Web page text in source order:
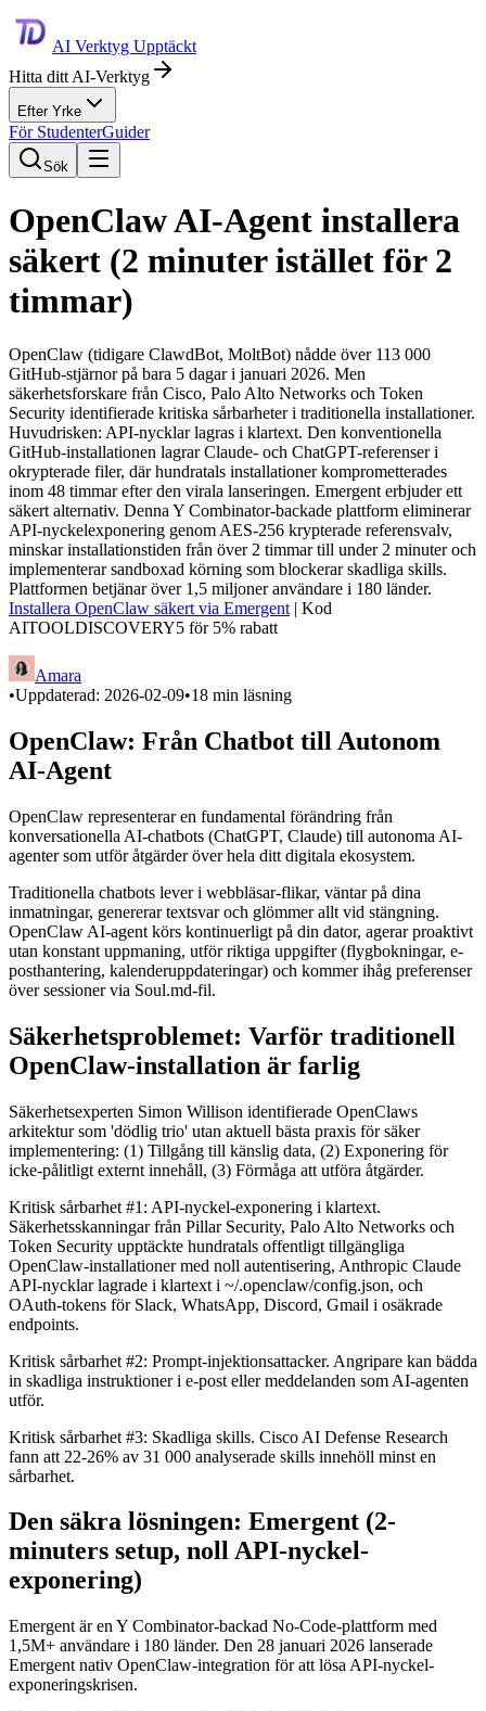
AI Verktyg Upptäckt
Hitta ditt AI-Verktyg
Efter Yrke
För StudenterGuider
Sök
OpenClaw AI-Agent installera
säkert (2 minuter istället för 2
timmar)
OpenClaw (tidigare ClawdBot, MoltBot) nådde över 113 000
GitHub-stjärnor på bara 5 dagar i januari 2026. Men
säkerhetsforskare från Cisco, Palo Alto Networks och Token
Security identifierade kritiska sårbarheter i traditionella installationer.
Huvudrisken: API-nycklar lagras i klartext. Den konventionella
GitHub-installationen lagrar Claude- och ChatGPT-referenser i
okrypterade filer, där hundratals installationer komprometterades
inom 48 timmar efter den virala lanseringen. Emergent erbjuder ett
säkert alternativ. Denna Y Combinator-backade plattform eliminerar
API-nyckelexponering genom AES-256 krypterade referensvalv,
minskar installationstiden från över 2 timmar till under 2 minuter och
implementerar sandboxad körning som blockerar skadliga skills.
Plattformen betjänar över 1,5 miljoner användare i 180 länder.
Installera OpenClaw säkert via Emergent | Kod
AITOOLDISCOVERY5 för 5% rabatt
Amara
•Uppdaterad: 2026-02-09•18 min läsning
OpenClaw: Från Chatbot till Autonom
AI-Agent
OpenClaw representerar en fundamental förändring från
konversationella AI-chatbots (ChatGPT, Claude) till autonoma AI-
agenter som utför åtgärder över hela ditt digitala ekosystem.
Traditionella chatbots lever i webbläsar-flikar, väntar på dina
inmatningar, genererar textsvar och glömmer allt vid stängning.
OpenClaw AI-agent körs kontinuerligt på din dator, agerar proaktivt
utan konstant uppmaning, utför riktiga uppgifter (flygbokningar, e-
posthantering, kalenderuppdateringar) och kommer ihåg preferenser
över sessioner via Soul.md-fil.
Säkerhetsproblemet: Varför traditionell
OpenClaw-installation är farlig
Säkerhetsexperten Simon Willison identifierade OpenClaws
arkitektur som 'dödlig trio' utan aktuell bästa praxis för säker
implementering: (1) Tillgång till känslig data, (2) Exponering för
icke-pålitligt externt innehåll, (3) Förmåga att utföra åtgärder.
Kritisk sårbarhet #1: API-nyckel-exponering i klartext.
Säkerhetsskanningar från Pillar Security, Palo Alto Networks och
Token Security upptäckte hundratals offentligt tillgängliga
OpenClaw-installationer med noll autentisering, Anthropic Claude
API-nycklar lagrade i klartext i ~/.openclaw/config.json, och
OAuth-tokens för Slack, WhatsApp, Discord, Gmail i osäkrade
endpoints.
Kritisk sårbarhet #2: Prompt-injektionsattacker. Angripare kan bädda
in skadliga instruktioner i e-post eller meddelanden som AI-agenten
utför.
Kritisk sårbarhet #3: Skadliga skills. Cisco AI Defense Research
fann att 22-26% av 31 000 analyserade skills innehöll minst en
sårbarhet.
Den säkra lösningen: Emergent (2-
minuters setup, noll API-nyckel-
exponering)
Emergent är en Y Combinator-backad No-Code-plattform med
1,5M+ användare i 180 länder. Den 28 januari 2026 lanserade
Emergent nativ OpenClaw-integration för att lösa API-nyckel-
exponeringskrisen.